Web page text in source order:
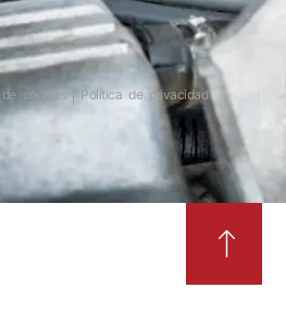
cookies Política de privacidad